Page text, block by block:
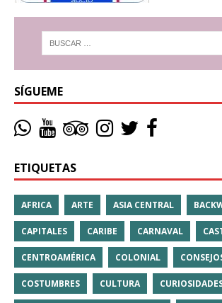
SÍGUEME
ETIQUETAS
AFRICA ARTE ASIA CENTRAL
CAPITALES CARIBE CARNAVAL
CENTROAMÉRICA COLONIAL
COSTUMBRES CULTURA